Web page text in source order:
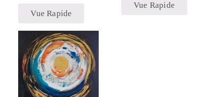
Vue Rapide
Vue Rapide